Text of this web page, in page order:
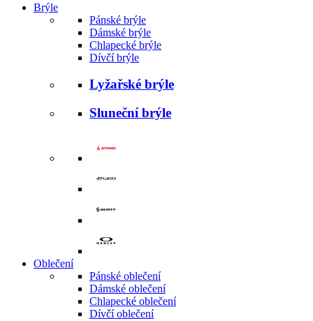
Brýle
Pánské brýle
Dámské brýle
Chlapecké brýle
Dívčí brýle
Lyžařské brýle
Sluneční brýle
Oblečení
Pánské oblečení
Dámské oblečení
Chlapecké oblečení
Dívčí oblečení